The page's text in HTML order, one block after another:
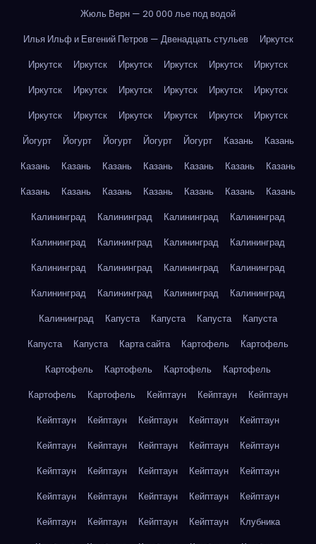
Жюль Верн — 20 000 лье под водой
Илья Ильф и Евгений Петров — Двенадцать стульев
Иркутск
Иркутск
Иркутск Иркутск Иркутск Иркутск
Иркутск
Иркутск
Иркутск Иркутск Иркутск Иркутск
Иркутск
Иркутск
Иркутск Иркутск Иркутск Иркутск
Иркутск
Йогурт
Йогурт Йогурт Йогурт Йогурт Казань
Казань
Казань
Казань Казань Казань Казань Казань
Казань
Казань
Казань Казань Казань Казань Казань
Казань
Калининград
Калининград Калининград
Калининград
Калининград
Калининград Калининград
Калининград
Калининград
Калининград Калининград
Калининград
Калининград
Калининград Калининград
Калининград
Калининград
Капуста Капуста Капуста
Капуста
Капуста
Капуста Карта сайта Картофель
Картофель
Картофель
Картофель Картофель
Картофель
Картофель
Картофель Кейптаун Кейптаун
Кейптаун
Кейптаун
Кейптаун Кейптаун Кейптаун
Кейптаун
Кейптаун
Кейптаун Кейптаун Кейптаун
Кейптаун
Кейптаун
Кейптаун Кейптаун Кейптаун
Кейптаун
Кейптаун
Кейптаун Кейптаун Кейптаун
Кейптаун
Кейптаун
Кейптаун Кейптаун Кейптаун
Клубника